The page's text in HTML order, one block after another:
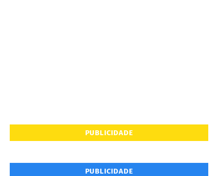
PUBLICIDADE
PUBLICIDADE